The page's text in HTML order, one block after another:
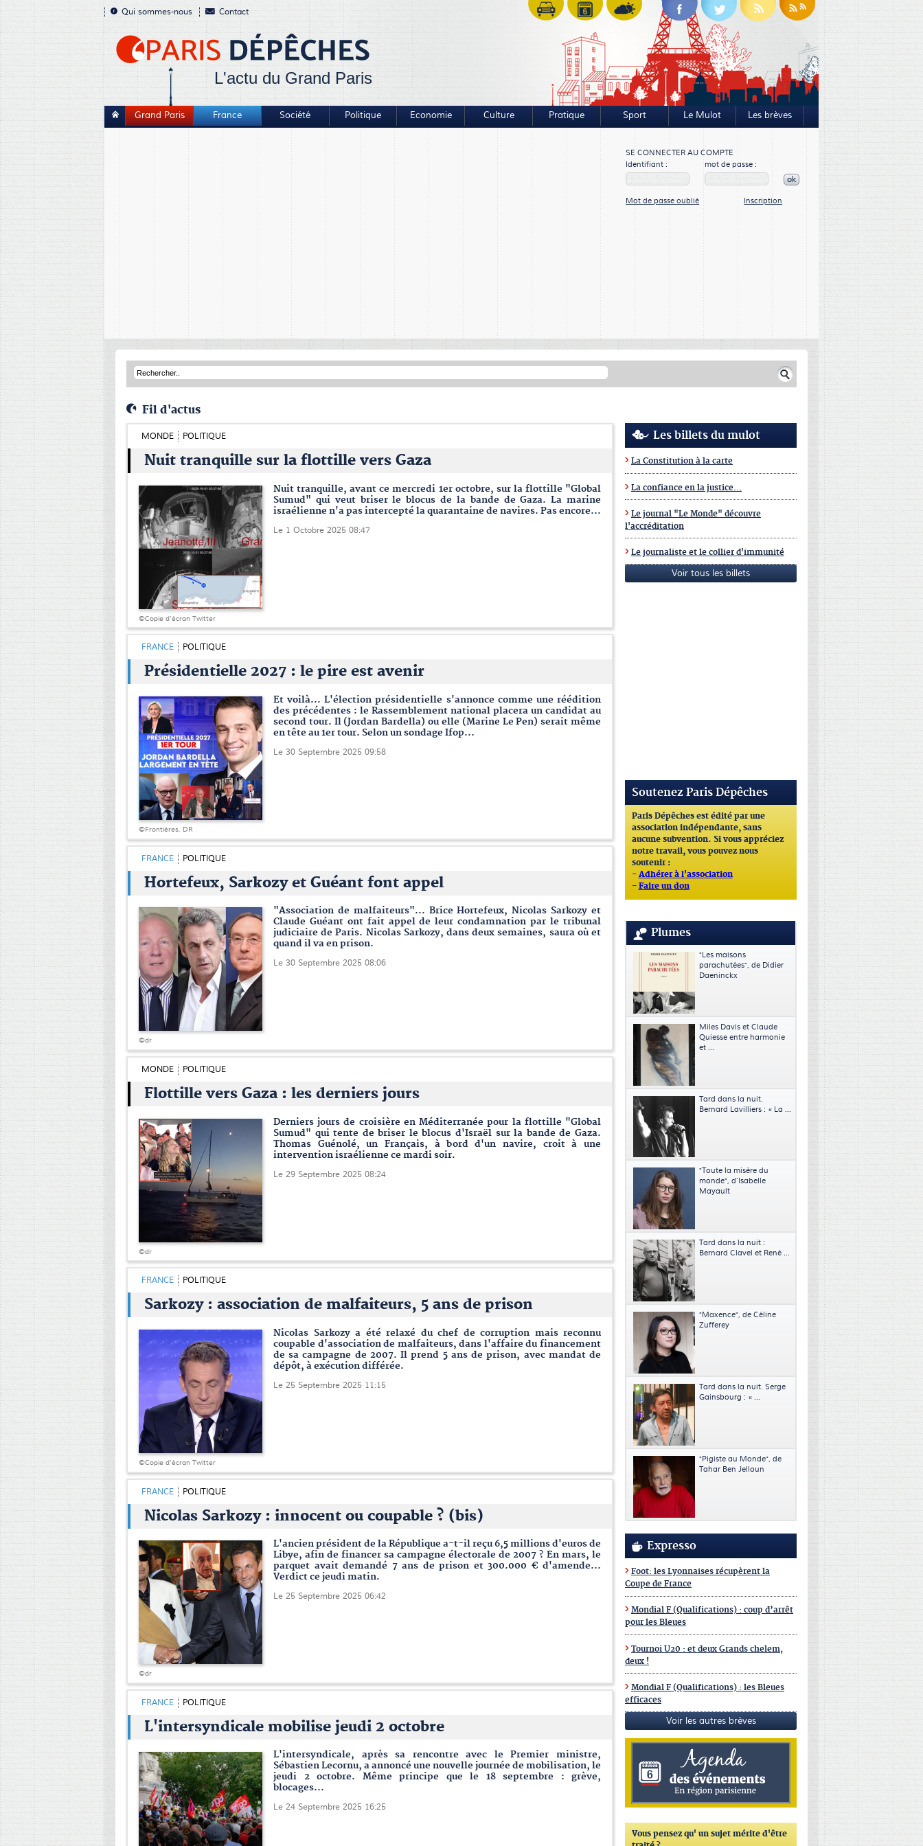
Qui sommes-nous Contact
L'actu du Grand Paris
Grand Paris France Société Politique Economie Culture Pratique Sport Le Mulot Les brèves
SE CONNECTER AU COMPTE
Identifiant :
mot de passe :
ok
Mot de passe oublié Inscription
Fil d'actus
MONDE POLITIQUE
Nuit tranquille sur la flottille vers Gaza
©Copie d'écran Twitter
Nuit tranquille, avant ce mercredi 1er octobre, sur la flottille "Global
Sumud" qui veut briser le blocus de la bande de Gaza. La marine
israélienne n'a pas intercepté la quarantaine de navires. Pas encore...
Le 1 Octobre 2025 08:47
FRANCE POLITIQUE
Présidentielle 2027 : le pire est avenir
©Frontières, DR
Et voilà... L'élection présidentielle s'annonce comme une réédition
des précédentes : le Rassemblement national placera un candidat au
second tour. Il (Jordan Bardella) ou elle (Marine Le Pen) serait même
en tête au 1er tour. Selon un sondage Ifop...
Le 30 Septembre 2025 09:58
FRANCE POLITIQUE
Hortefeux, Sarkozy et Guéant font appel
©dr
"Association de malfaiteurs"... Brice Hortefeux, Nicolas Sarkozy et
Claude Guéant ont fait appel de leur condamnation par le tribunal
judiciaire de Paris. Nicolas Sarkozy, dans deux semaines, saura où et
quand il va en prison.
Le 30 Septembre 2025 08:06
MONDE POLITIQUE
Flottille vers Gaza : les derniers jours
©dr
Derniers jours de croisière en Méditerranée pour la flottille "Global
Sumud" qui tente de briser le blocus d'Israël sur la bande de Gaza.
Thomas Guénolé, un Français, à bord d'un navire, croit à une
intervention israélienne ce mardi soir.
Le 29 Septembre 2025 08:24
FRANCE POLITIQUE
Sarkozy : association de malfaiteurs, 5 ans de prison
©Copie d'écran Twitter
Nicolas Sarkozy a été relaxé du chef de corruption mais reconnu
coupable d'association de malfaiteurs, dans l'affaire du financement
de sa campagne de 2007. Il prend 5 ans de prison, avec mandat de
dépôt, à exécution différée.
Le 25 Septembre 2025 11:15
FRANCE POLITIQUE
Nicolas Sarkozy : innocent ou coupable ? (bis)
©dr
L'ancien président de la République a-t-il reçu 6,5 millions d'euros de
Libye, afin de financer sa campagne électorale de 2007 ? En mars, le
parquet avait demandé 7 ans de prison et 300.000 € d'amende...
Verdict ce jeudi matin.
Le 25 Septembre 2025 06:42
FRANCE POLITIQUE
L'intersyndicale mobilise jeudi 2 octobre
L'intersyndicale, après sa rencontre avec le Premier ministre,
Sébastien Lecornu, a annoncé une nouvelle journée de mobilisation, le
jeudi 2 octobre. Même principe que le 18 septembre : grève,
blocages...
Le 24 Septembre 2025 16:25
Les billets du mulot
La Constitution à la carte
La confiance en la justice...
Le journal "Le Monde" découvre
l'accréditation
Le journaliste et le collier d'immunité
Voir tous les billets
Soutenez Paris Dépêches
Paris Dépêches est édité par une
association indépendante, sans
aucune subvention. Si vous appréciez
notre travail, vous pouvez nous
soutenir :
- Adhérer à l'association
- Faire un don
Plumes
"Les maisons
parachutées", de Didier
Daeninckx
Miles Davis et Claude
Quiesse entre harmonie
et ...
Tard dans la nuit.
Bernard Lavilliers : « La ...
"Toute la misère du
monde", d’Isabelle
Mayault
Tard dans la nuit :
Bernard Clavel et René ...
"Maxence", de Céline
Zufferey
Tard dans la nuit. Serge
Gainsbourg : « ...
"Pigiste au Monde", de
Tahar Ben Jelloun
Expresso
Foot: les Lyonnaises récupèrent la
Coupe de France
Mondial F (Qualifications) : coup d’arrêt
pour les Bleues
Tournoi U20 : et deux Grands chelem,
deux !
Mondial F (Qualifications) : les Bleues
efficaces
Voir les autres brèves
Vous pensez qu' un sujet mérite d'être